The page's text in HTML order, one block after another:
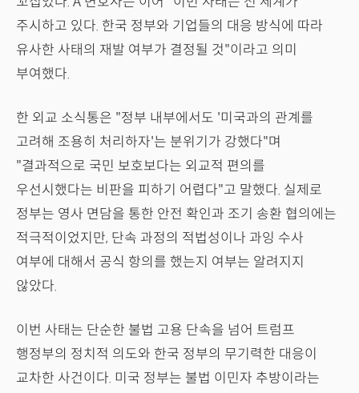
주시하고 있다. 한국 정부와 기업들의 대응 방식에 따라
유사한 사태의 재발 여부가 결정될 것"이라고 의미
부여했다.
한 외교 소식통은 "정부 내부에서도 '미국과의 관계를
고려해 조용히 처리하자'는 분위기가 강했다"며
"결과적으로 국민 보호보다는 외교적 편의를
우선시했다는 비판을 피하기 어렵다"고 말했다. 실제로
정부는 영사 면담을 통한 안전 확인과 조기 송환 협의에는
적극적이었지만, 단속 과정의 적법성이나 과잉 수사
여부에 대해서 공식 항의를 했는지 여부는 알려지지
않았다.
이번 사태는 단순한 불법 고용 단속을 넘어 트럼프
행정부의 정치적 의도와 한국 정부의 무기력한 대응이
교차한 사건이다. 미국 정부는 불법 이민자 추방이라는